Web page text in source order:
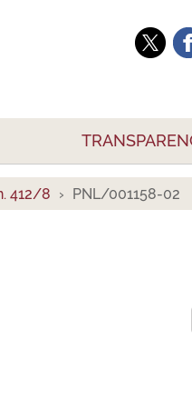
412/8 PNL/001158-02